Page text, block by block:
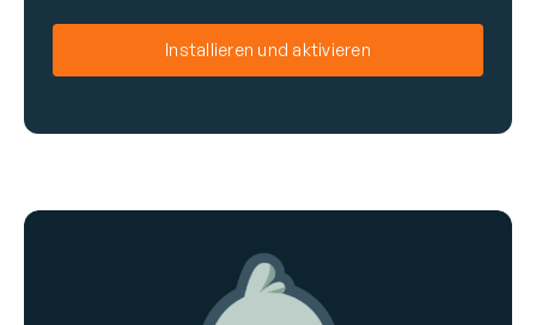
Installieren und aktivieren